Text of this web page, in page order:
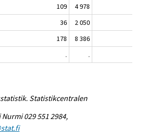
109
4 978
36
2 050
178
8 386
. .
Statistikcentralen
029 551 2984,